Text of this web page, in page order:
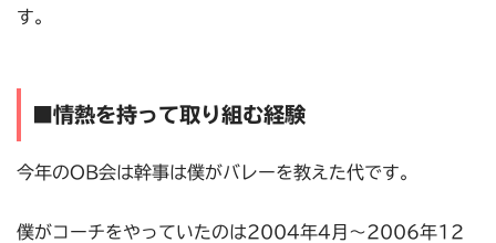
す。
■情熱を持って取り組む経験
今年のOB会は幹事は僕がバレーを教えた代です。
僕がコーチをやっていたのは2004年4月～2006年12